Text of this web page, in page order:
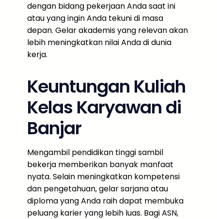
dengan bidang pekerjaan Anda saat ini
atau yang ingin Anda tekuni di masa
depan. Gelar akademis yang relevan akan
lebih meningkatkan nilai Anda di dunia
kerja.
Keuntungan Kuliah
Kelas Karyawan di
Banjar
Mengambil pendidikan tinggi sambil
bekerja memberikan banyak manfaat
nyata. Selain meningkatkan kompetensi
dan pengetahuan, gelar sarjana atau
diploma yang Anda raih dapat membuka
peluang karier yang lebih luas. Bagi ASN,